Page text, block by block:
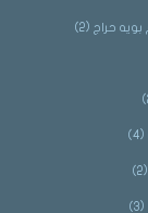
حراج (2)
(4)
(2)
(3)